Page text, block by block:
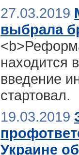
27.03.2019
выбрала
находится
введение
стартовал.
19.03.2019
Украине